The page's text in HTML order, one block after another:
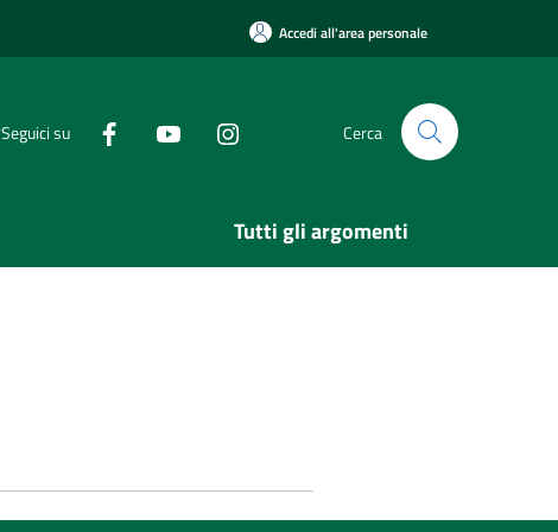
Accedi all'area personale
Seguici su Cerca
Tutti gli argomenti